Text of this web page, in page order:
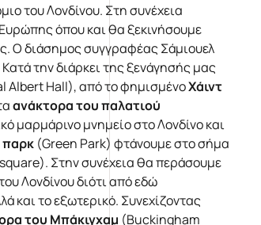
του Λονδίνου. Στη συνέχεια
όπου και θα ξεκινήσουμε
Ο διάσημος συγγραφέας Σάμιουελ
Κατά την διάρκει της ξενάγησής μας
Albert Hall), από το φημισμένοΧάιντ
ανάκτορα του παλατιού
μαρμάρινο μνημείο στο Λονδίνο και
παρκ(Green Park) φτάνουμε στο σήμα
Στην συνέχεια θα περάσουμε
Λονδίνου διότι από εδώ
και το εξωτερικό. Συνεχίζοντας
του Μπάκιγχαμ (Buckingham